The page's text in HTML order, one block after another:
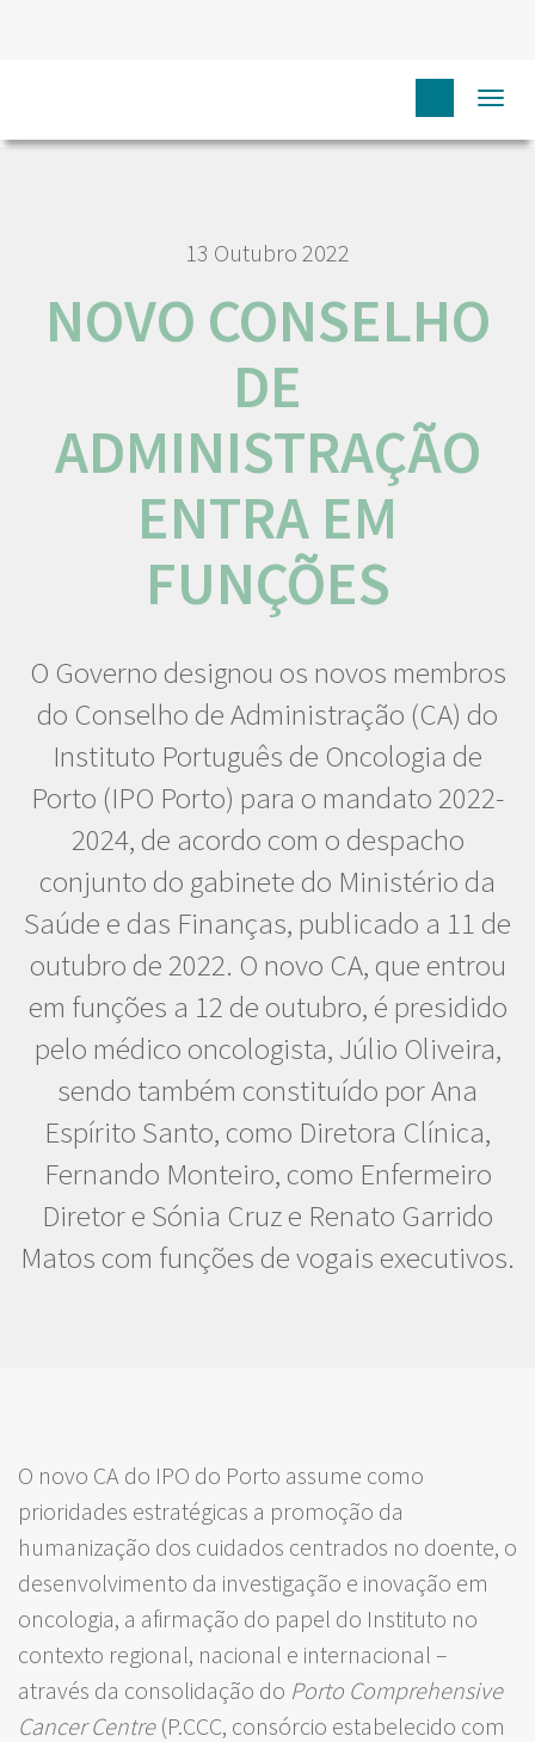
NOVO CONSELHO DE ADMINISTRAÇÃO ENTRA EM FUNÇÕES
13 Outubro 2022
NOVO CONSELHO
DE
ADMINISTRAÇÃO
ENTRA EM
FUNÇÕES
O Governo designou os novos membros
do Conselho de Administração (CA) do
Instituto Português de Oncologia de
Porto (IPO Porto) para o mandato 2022-
2024, de acordo com o despacho
conjunto do gabinete do Ministério da
Saúde e das Finanças, publicado a 11 de
outubro de 2022. O novo CA, que entrou
em funções a 12 de outubro, é presidido
pelo médico oncologista, Júlio Oliveira,
sendo também constituído por Ana
Espírito Santo, como Diretora Clínica,
Fernando Monteiro, como Enfermeiro
Diretor e Sónia Cruz e Renato Garrido
Matos com funções de vogais executivos.
O novo CA do IPO do Porto assume como
prioridades estratégicas a promoção da
humanização dos cuidados centrados no doente, o
desenvolvimento da investigação e inovação em
oncologia, a afirmação do papel do Instituto no
contexto regional, nacional e internacional –
através da consolidação do Porto Comprehensive
Cancer Centre(P.CCC, consórcio estabelecido com